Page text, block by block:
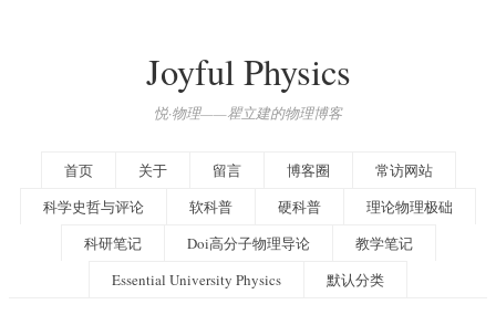
Joyful Physics
悦·物理——瞿立建的物理博客
首页 关于 留言 博客圈
常访网站
科学史哲与评论
软科普 硬科普
理论物理极础
科研笔记
Doi高分子物理导论
教学笔记
Essential University Physics
默认分类